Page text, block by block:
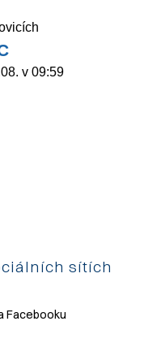
sítích
Facebooku